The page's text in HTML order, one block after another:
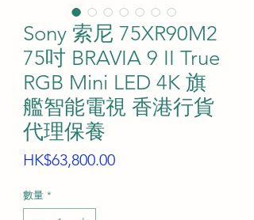
Sony 索尼 75XR90M2
75吋 BRAVIA 9 II True
RGB Mini LED 4K 旗
艦智能電視 香港行貨
代理保養
HK$63,800.00價
數量 *